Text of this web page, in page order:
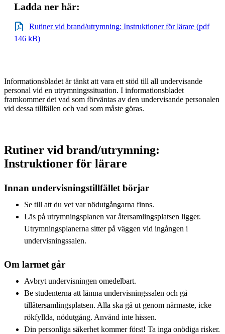
Ladda ner här:
Rutiner vid brand/utrymning: Instruktioner för lärare (pdf
146 kB)
Informationsbladet är tänkt att vara ett stöd till all undervisande
personal vid en utrymningssituation. I informationsbladet
framkommer det vad som förväntas av den undervisande personalen
vid dessa tillfällen och vad som måste göras.
Rutiner vid brand/utrymning:
Instruktioner för lärare
Innan undervisningstillfället börjar
Se till att du vet var nödutgångarna finns.
Läs på utrymningsplanen var återsamlingsplatsen ligger.
Utrymningsplanerna sitter på väggen vid ingången i
undervisningssalen.
Om larmet går
Avbryt undervisningen omedelbart.
Be studenterna att lämna undervisningssalen och gå
tillåtersamlingsplatsen. Alla ska gå ut genom närmaste, icke
rökfyllda, nödutgång. Använd inte hissen.
Din personliga säkerhet kommer först! Ta inga onödiga risker.